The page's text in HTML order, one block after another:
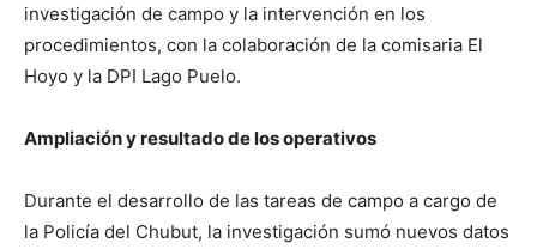
investigación de campo y la intervención en los
procedimientos, con la colaboración de la comisaria El
Hoyo y la DPI Lago Puelo.
Ampliación y resultado de los operativos
Durante el desarrollo de las tareas de campo a cargo de
la Policía del Chubut, la investigación sumó nuevos datos